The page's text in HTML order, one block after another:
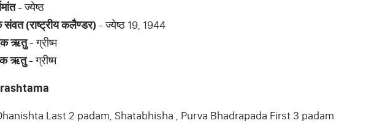
- ज्येष्ठ
संवत(राष्ट्रीयकलैण्डर) - ज्येष्ठ 19, 1944
ऋतु- ग्रीष्म
ऋतु- ग्रीष्म
Last 2 padam, Shatabhisha , Purva Bhadrapada First 3 padam